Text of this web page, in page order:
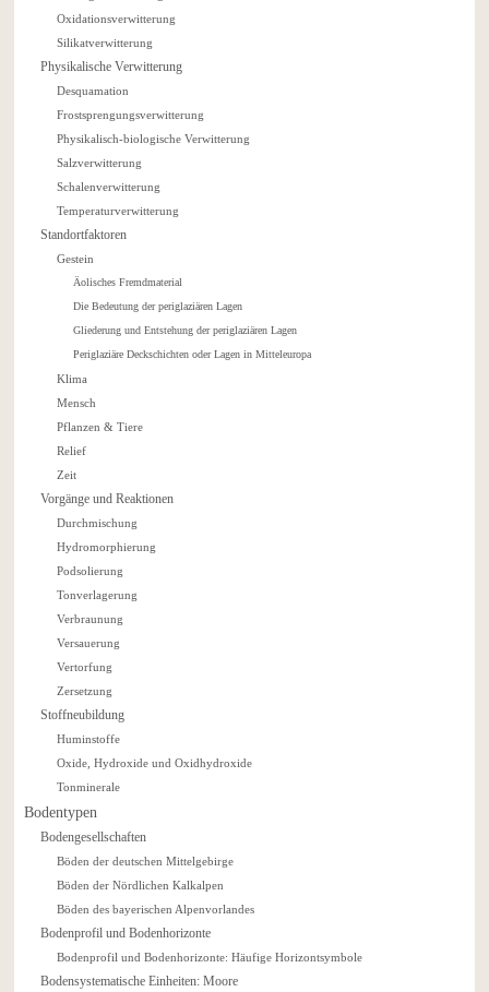
Oxidationsverwitterung
Silikatverwitterung
Physikalische Verwitterung
Desquamation
Frostsprengungsverwitterung
Physikalisch-biologische Verwitterung
Salzverwitterung
Schalenverwitterung
Temperaturverwitterung
Standortfaktoren
Gestein
Äolisches Fremdmaterial
Die Bedeutung der periglaziären Lagen
Gliederung und Entstehung der periglaziären Lagen
Periglaziäre Deckschichten oder Lagen in Mitteleuropa
Klima
Mensch
Pflanzen & Tiere
Relief
Zeit
Vorgänge und Reaktionen
Durchmischung
Hydromorphierung
Podsolierung
Tonverlagerung
Verbraunung
Versauerung
Vertorfung
Zersetzung
Stoffneubildung
Huminstoffe
Oxide, Hydroxide und Oxidhydroxide
Tonminerale
Bodentypen
Bodengesellschaften
Böden der deutschen Mittelgebirge
Böden der Nördlichen Kalkalpen
Böden des bayerischen Alpenvorlandes
Bodenprofil und Bodenhorizonte
Bodenprofil und Bodenhorizonte: Häufige Horizontsymbole
Bodensystematische Einheiten: Moore